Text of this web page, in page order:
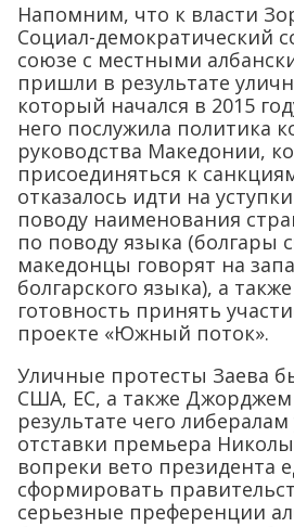
Напомним, что к власти
Социал-демократический
союзе с местными
пришли в результате
который начался в 2015
него послужила политика
руководства Македонии,
присоединяться к
отказалось идти на
поводу наименования
по поводу языка (болгары
македонцы говорят на
болгарского языка), а
готовность принять
проекте «Южный поток».
Уличные протесты Заева
США, ЕС, а также
результате чего
отставки премьера Николы
вопреки вето президента
сформировать
серьезные преференции